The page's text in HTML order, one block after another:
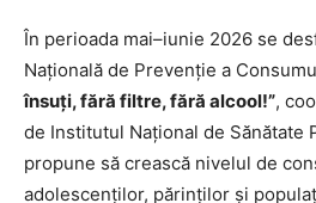
În perioada mai–iunie 2026 se
Națională de Prevenție a
însuți, fără filtre, fără alcool!”,
de Institutul Național de Sănătate
propune să crească nivelul de
adolescenților, părinților și